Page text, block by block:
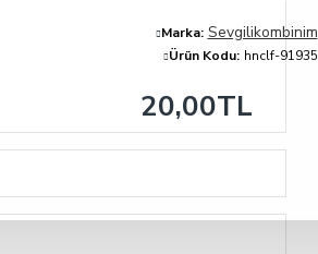
20,00TL
Marka: Sevgilikombinim
Ürün Kodu: hnclf-91935